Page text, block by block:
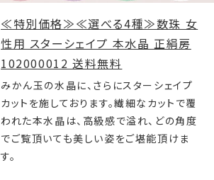
≪特別価格≫≪選べる4種≫数珠 女
性用 スターシェイプ 本水晶 正絹房
102000012 送料無料
みかん玉の水晶に、さらにスターシェイプ
カットを施しております。繊細なカットで覆
われた本水晶は、高級感で溢れ、どの角度
でご覧頂いても美しい姿をご堪能頂けま
す。